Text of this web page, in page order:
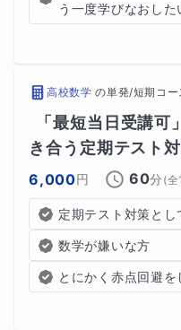
う一度学びなおした
高校数学 の単発/短期コー
「最短当日受講
き合う定期テスト
6,000円 60分 (全1
定期テスト対策と
数学が嫌いな方
とにかく赤点回避を